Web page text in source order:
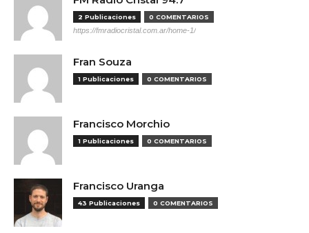
2 Publicaciones 0 COMENTARIOS
https://fmradiocristal.com.ar/home-1/
Fran Souza
1 Publicaciones 0 COMENTARIOS
Francisco Morchio
1 Publicaciones 0 COMENTARIOS
Francisco Uranga
43 Publicaciones 0 COMENTARIOS